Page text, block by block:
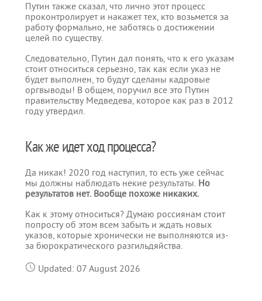
Путин также сказал, что лично этот процесс
проконтролирует и накажет тех, кто возьмется за
работу формально, не заботясь о достижении
целей по существу.
Следовательно, Путин дал понять, что к его указам
стоит относиться серьезно, так как если указ не
будет выполнен, то будут сделаны кадровые
оргвыводы! В общем, поручил все это Путин
правительству Медведева, которое как раз в 2012
году утвердил.
Как же идет ход процесса?
Да никак! 2020 год наступил, то есть уже сейчас
мы должны наблюдать некие результаты. Но
результатов нет. Вообще похоже никаких.
Как к этому относиться? Думаю россиянам стоит
попросту об этом всем забыть и ждать новых
указов, которые хронически не выполняются из-
за бюрократического разгильдяйства.
Updated: 07 August 2026